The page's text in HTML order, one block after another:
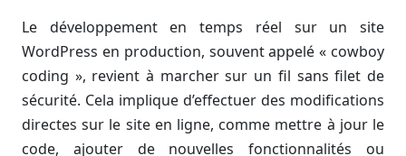
Le développement en temps réel sur un site
WordPress en production, souvent appelé « cowboy
coding », revient à marcher sur un fil sans filet de
sécurité. Cela implique d’effectuer des modifications
directes sur le site en ligne, comme mettre à jour le
code, ajouter de nouvelles fonctionnalités ou